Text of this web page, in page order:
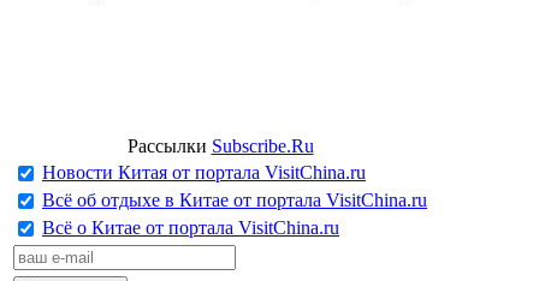
Рассылки Subscribe.Ru
Новости Китая от портала VisitChina.ru
Всё об отдыхе в Китае от портала VisitChina.ru
Всё о Китае от портала VisitChina.ru